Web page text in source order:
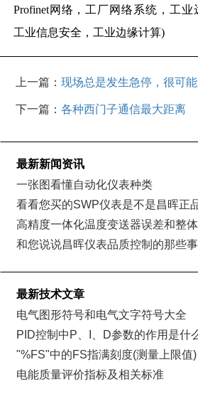
Profinet网络，工厂网络系统，工业
工业信息安全，工业边缘计算)
上一篇：现场总是发生急停，很可
下一篇：各种西门子通信最大距离
最新新闻资讯
一张图看懂自动化仪表种类
看看您买的SWP仪表是不是昌晖正
高精度一体化温度变送器误差和整
和您说说昌晖仪表品质控制的那些
最新技术文章
电气图形符号和电气文字符号大全
PID控制中P、I、D参数的作用是什
"%FS"中的FS指满刻度(测量上限值
电能质量评价指标及相关标准